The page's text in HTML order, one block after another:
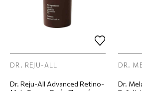
DR. REJU-ALL
Dr. Reju-All Advanced Retino-
DR.
Dr.